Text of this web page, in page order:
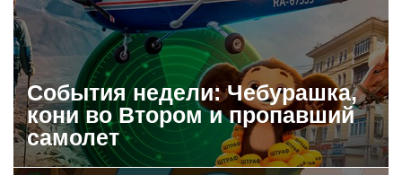
События недели: Чебурашка,
кони во Втором и пропавший
самолет